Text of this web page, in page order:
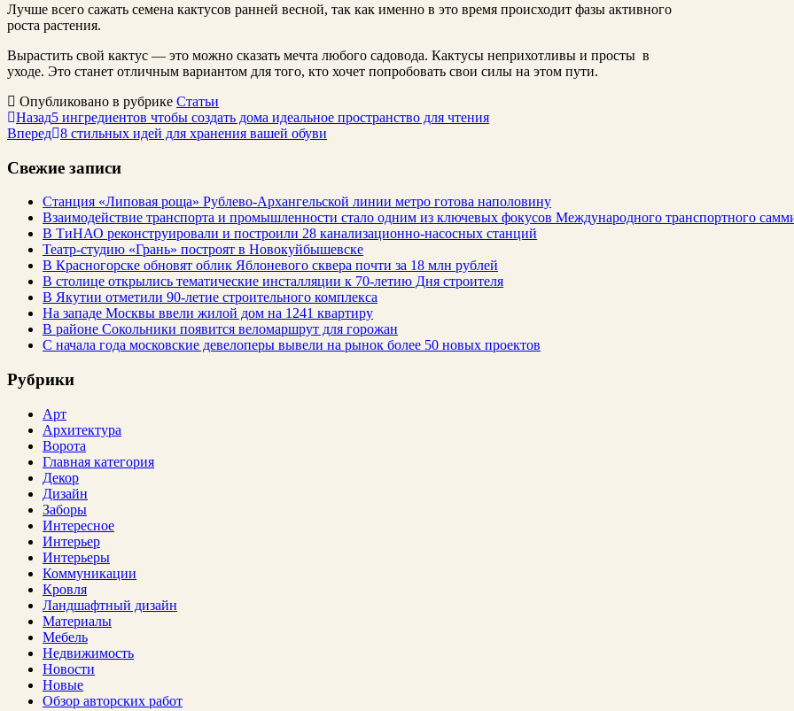
Лучше всего сажать семена кактусов ранней весной, так как именно в это время происходит фазы активного
роста растения.
Вырастить свой кактус — это можно сказать мечта любого садовода. Кактусы неприхотливы и просты в
уходе. Это станет отличным вариантом для того, кто хочет попробовать свои силы на этом пути.
Опубликовано в рубрике Статьи
Назад5 ингредиентов чтобы создать дома идеальное пространство для чтения
Вперед 8 стильных идей для хранения вашей обуви
Свежие записи
Станция «Липовая роща» Рублево-Архангельской линии метро готова наполовину
Взаимодействие транспорта и промышленности стало одним из ключевых фокусов Международного транспортного
В ТиНАО реконструировали и построили 28 канализационно-насосных станций
Театр-студию «Грань» построят в Новокуйбышевске
В Красногорске обновят облик Яблоневого сквера почти за 18 млн рублей
В столице открылись тематические инсталляции к 70-летию Дня строителя
В Якутии отметили 90-летие строительного комплекса
На западе Москвы ввели жилой дом на 1241 квартиру
В районе Сокольники появится веломаршрут для горожан
С начала года московские девелоперы вывели на рынок более 50 новых проектов
Рубрики
Арт
Архитектура
Ворота
Главная категория
Декор
Дизайн
Заборы
Интересное
Интерьер
Интерьеры
Коммуникации
Кровля
Ландшафтный дизайн
Материалы
Мебель
Недвижимость
Новости
Новые
Обзор авторских работ